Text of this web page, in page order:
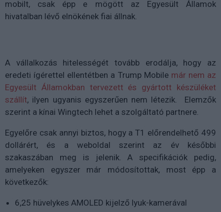
mobilt, csak épp e mögött az Egyesült Államok
hivatalban lévő elnökének fiai állnak.
A vállalkozás hitelességét tovább erodálja, hogy az
eredeti ígérettel ellentétben a Trump Mobile már nem az
Egyesült Államokban tervezett és gyártott készüléket
szállít, ilyen ugyanis egyszerűen nem létezik. Elemzők
szerint a kínai Wingtech lehet a szolgáltató partnere.
Egyelőre csak annyi biztos, hogy a T1 előrendelhető 499
dollárért, és a weboldal szerint az év későbbi
szakaszában meg is jelenik. A specifikációk pedig,
amelyeken egyszer már módosítottak, most épp a
következők:
6,25 hüvelykes AMOLED kijelző lyuk-kamerával